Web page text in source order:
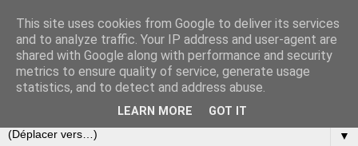
Slovar les Nouvelles
Blog citoyen d'informations, de décryptages et de
commentaires depuis 2005
▼
This site uses cookies from Google to deliver its services
and to analyze traffic. Your IP address and user-agent are
shared with Google along with performance and security
metrics to ensure quality of service, generate usage
statistics, and to detect and address abuse.
LEARN MORE GOT IT